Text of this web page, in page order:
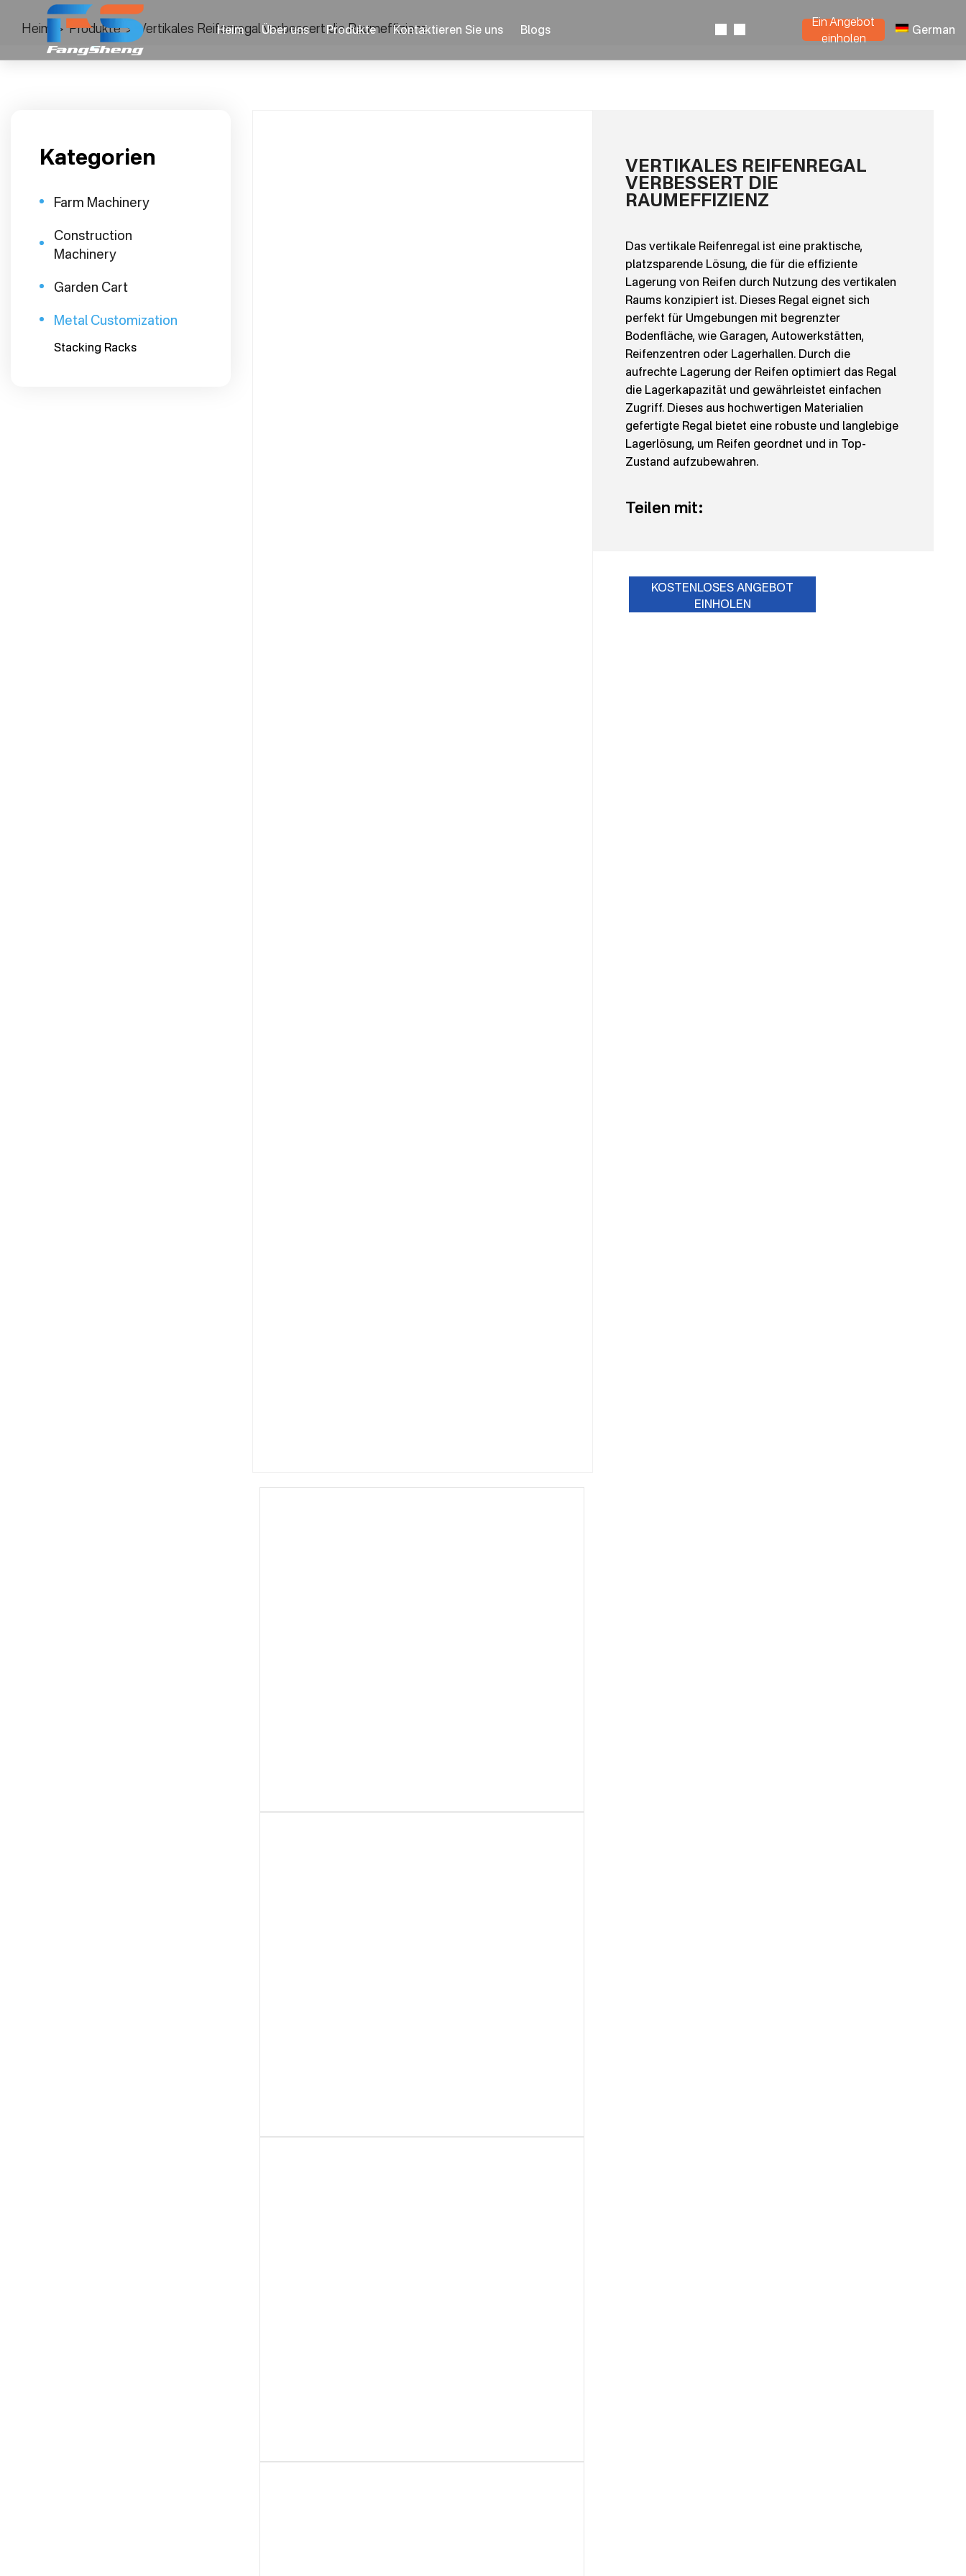
Heim Über uns Produkte Kontaktieren Sie uns Blogs
Ein Angebot
einholen
German
Heim > Produkte > Vertikales Reifenregal verbessert die Raumeffizienz
Kategorien
Farm Machinery
Construction
Machinery
Garden Cart
Metal Customization
Stacking Racks
VERTIKALES REIFENREGAL
VERBESSERT DIE
RAUMEFFIZIENZ
Das vertikale Reifenregal ist eine praktische,
platzsparende Lösung, die für die effiziente
Lagerung von Reifen durch Nutzung des vertikalen
Raums konzipiert ist. Dieses Regal eignet sich
perfekt für Umgebungen mit begrenzter
Bodenfläche, wie Garagen, Autowerkstätten,
Reifenzentren oder Lagerhallen. Durch die
aufrechte Lagerung der Reifen optimiert das Regal
die Lagerkapazität und gewährleistet einfachen
Zugriff. Dieses aus hochwertigen Materialien
gefertigte Regal bietet eine robuste und langlebige
Lagerlösung, um Reifen geordnet und in Top-
Zustand aufzubewahren.
Teilen mit:
KOSTENLOSES ANGEBOT
EINHOLEN